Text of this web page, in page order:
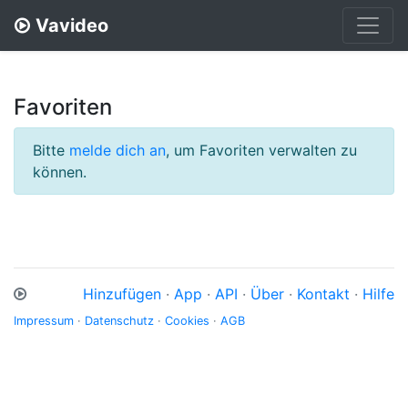
Vavideo
Favoriten
Bitte melde dich an, um Favoriten verwalten zu
können.
Hinzufügen · App · API · Über · Kontakt · Hilfe
Impressum · Datenschutz · Cookies · AGB